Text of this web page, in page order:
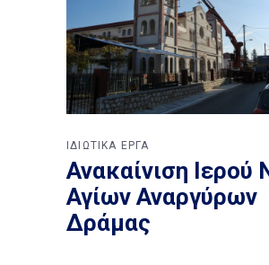
ΙΔΙΩΤΙΚΑ ΕΡΓΑ
Ανακαίνιση Ιερού
Αγίων Αναργύρων
Δράμας